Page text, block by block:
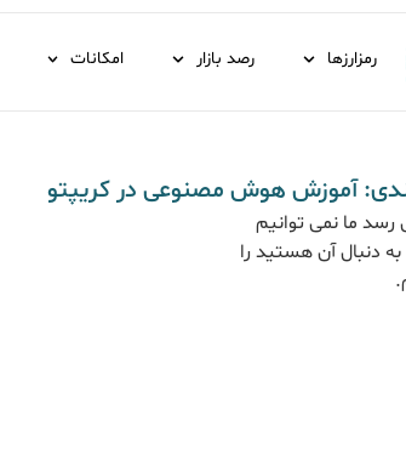
رمزارزها رصد بازار امکانات
آموزش هوش مصنوعی در کریپتو
رسد ما نمی توانیم
دنبال آن هستید را